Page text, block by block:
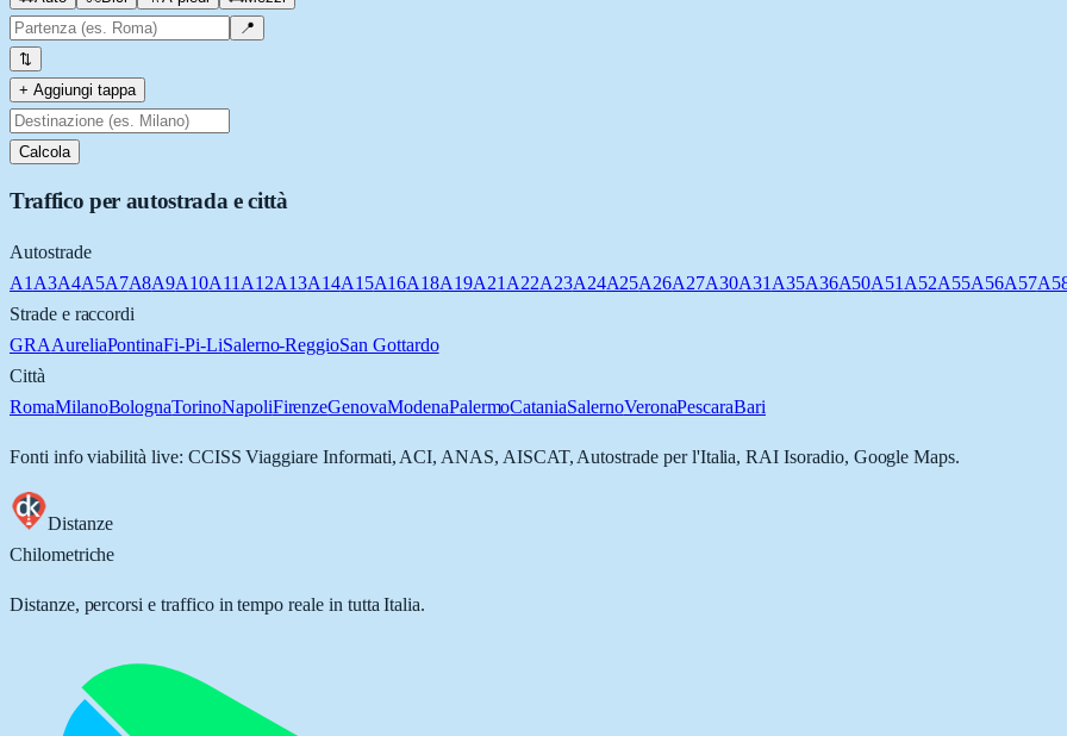
📍
⇅
+ Aggiungi tappa
Calcola
Traffico per autostrada e città
Autostrade
A1 A3A4A5A7A8A9A10A11 A12A13A14A15A16A18A19A21 A22A23A24A25A26A27A30A31 A35A36A50A51 A52A55A56A57
Strade e raccordi
GRAAureliaPontinaFi-Pi-LiSalerno-ReggioSan Gottardo
Città
RomaMilanoBolognaTorinoNapoliFirenzeGenovaModenaPalermoCataniaSalernoVeronaPescaraBari
Fonti info viabilità live: CCISS Viaggiare Informati, ACI, ANAS, AISCAT, Autostrade per l'Italia, RAI Isoradio, Google Maps.
Distanze
Chilometriche
Distanze, percorsi e traffico in tempo reale in tutta Italia.